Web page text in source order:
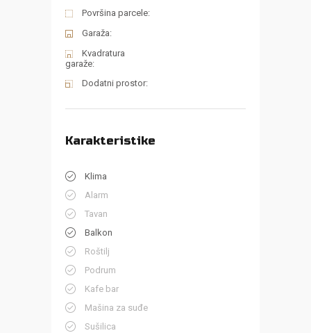
Površina parcele:
Garaža:
Kvadratura
garaže:
Dodatni prostor:
Karakteristike
Klima
Alarm
Tavan
Balkon
Roštilj
Podrum
Kafe bar
Mašina za suđe
Sušilica